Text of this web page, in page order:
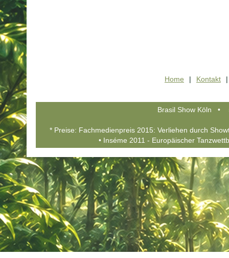
Home | Kontakt |
Brasil Show Köln •
* Preise: Fachmedienpreis 2015: Verliehen durch
• Inséme 2011 - Europäischer